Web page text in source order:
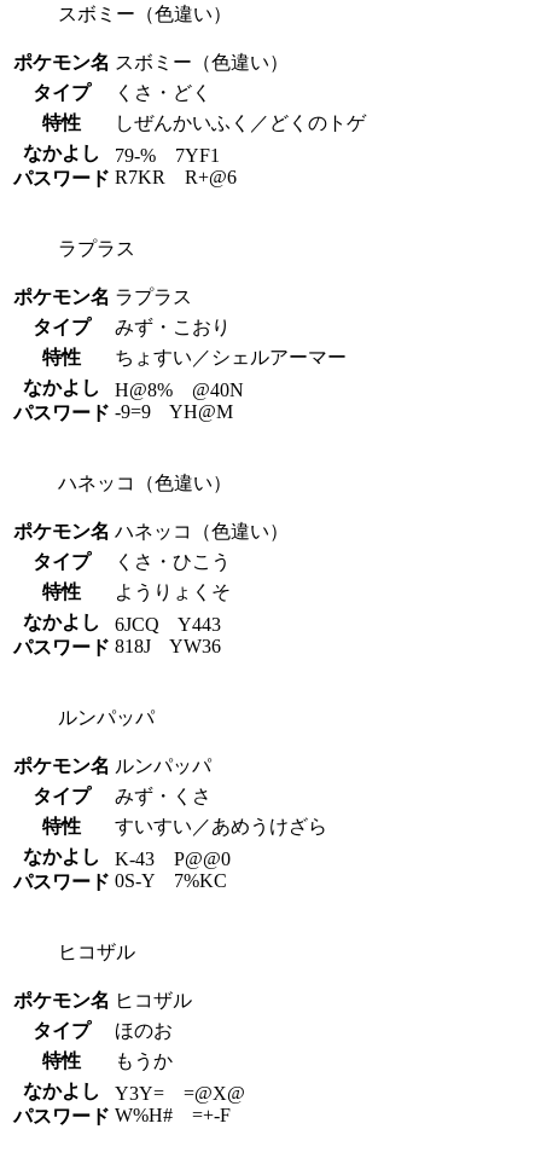
スボミー（色違い）
ポケモン名 スボミー（色違い）
タイプ
くさ・どく
特性
しぜんかいふく／どくのトゲ
なかよし
パスワード
79-% 7YF1
R7KR R+@6
ラプラス
ポケモン名 ラプラス
タイプ
みず・こおり
特性
ちょすい／シェルアーマー
なかよし
パスワード
H@8% @40N
-9=9 YH@M
ハネッコ（色違い）
ポケモン名 ハネッコ（色違い）
タイプ
くさ・ひこう
特性
ようりょくそ
なかよし
パスワード
6JCQ Y443
818J YW36
ルンパッパ
ポケモン名 ルンパッパ
タイプ
みず・くさ
特性
すいすい／あめうけざら
なかよし
パスワード
K-43 P@@0
0S-Y 7%KC
ヒコザル
ポケモン名 ヒコザル
タイプ
ほのお
特性
もうか
なかよし
パスワード
Y3Y= =@X@
W%H# =+-F